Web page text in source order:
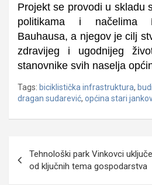
Projekt se provodi u skladu
politikama i načelima
Bauhausa, a njegov je cilj
zdravijeg i ugodnijeg
stanovnike svih naselja
Tags: biciklistička infrastruktura,
dragan sudarević, općina stari
objava
Tehnološki park Vinkovci
od ključnih tema gospodarstva